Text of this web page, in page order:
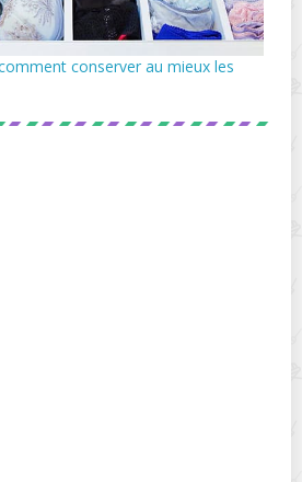
conserver au mieux les